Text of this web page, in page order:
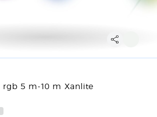
rgb 5 m-10 m Xanlite